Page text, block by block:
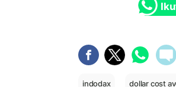
indodax dollar cost